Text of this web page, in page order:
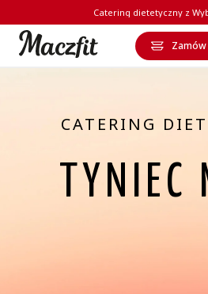
Catering dietetyczny z
Zamów
CATERING
TYNIEC